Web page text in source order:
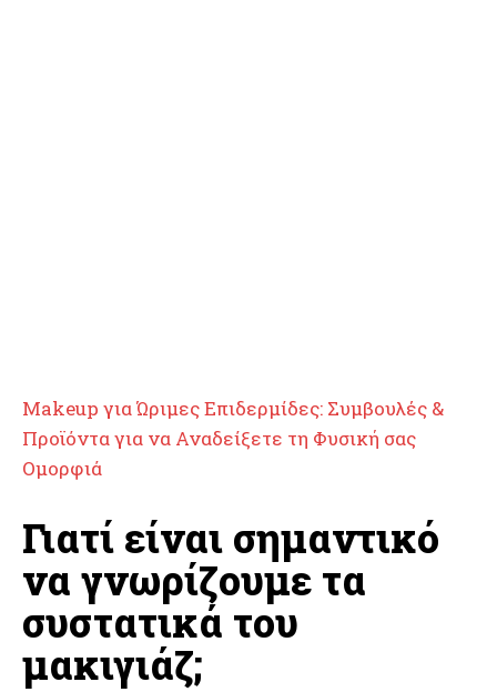
Makeup για Ώριμες Επιδερμίδες: Συμβουλές &
Προϊόντα για να Αναδείξετε τη Φυσική σας
Ομορφιά
Γιατί είναι σημαντικό
να γνωρίζουμε τα
συστατικά του
μακιγιάζ;